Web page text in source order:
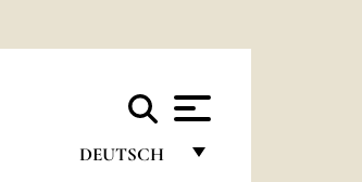
DEUTSCH